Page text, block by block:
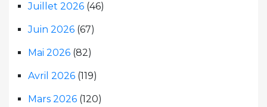
Juillet 2026 (46)
Juin 2026 (67)
Mai 2026 (82)
Avril 2026 (119)
Mars 2026 (120)